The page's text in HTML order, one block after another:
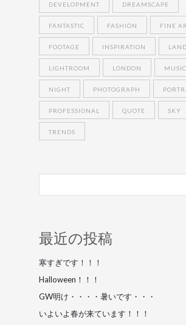
DEVELOPMENT DREAMSCAPE
FANTASTIC FASHION FINE
FOOTAGE INSPIRATION
LIGHTROOM LONDON MUSIC
NIGHT PHOTOGRAPH
PROFESSIONAL QUOTE SKY
TRENDS
最近の投稿
寒すぎです！！！
Halloween！！！
GW明け・・・・暑いです・・・
いよいよ春が来ています！！！